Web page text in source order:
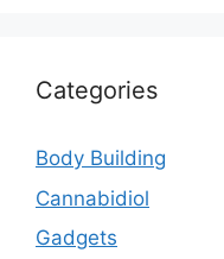
Categories
Body Building
Cannabidiol
Gadgets